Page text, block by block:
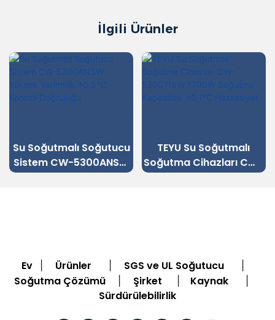
İlgili Ürünler
Su Soğutmalı Soğutucu
Sistem CW-5300ANSW
Yüksek Verimlilik ±0,5°C
TEYU Su Soğutmalı
Soğutma Cihazları CW-
5200TISW 1700W
Ev Ürünler SGS ve UL Soğutucu
Soğutma Çözümü Şirket Kaynak
Sürdürülebilirlik